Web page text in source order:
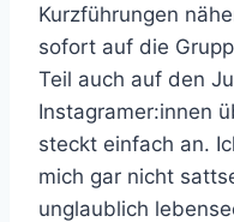
Kurzführungen
sofort auf die
Teil auch auf den
Instagramer:innen
steckt einfach an.
mich gar nicht
unglaublich